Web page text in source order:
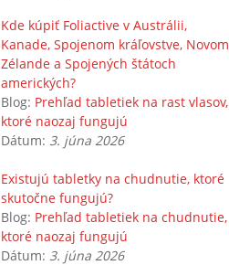
Kde kúpiť Foliactive v Austrálii,
Kanade, Spojenom kráľovstve, Novom
Zélande a Spojených štátoch
amerických?
Blog: Prehľad tabletiek na rast vlasov,
ktoré naozaj fungujú
Dátum: 3. júna 2026
Existujú tabletky na chudnutie, ktoré
skutočne fungujú?
Blog: Prehľad tabletiek na chudnutie,
ktoré naozaj fungujú
Dátum: 3. júna 2026